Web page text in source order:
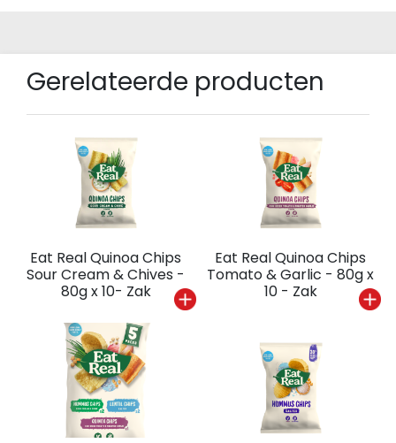
Gerelateerde producten
Eat Real Quinoa Chips
Sour Cream & Chives -
80g x 10- Zak
Eat Real Quinoa Chips
Tomato & Garlic - 80g x
10 - Zak